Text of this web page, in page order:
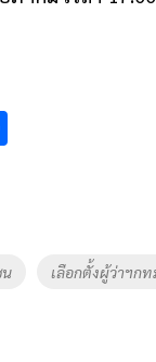
น เลือกตั้งผู้ว่าฯกท